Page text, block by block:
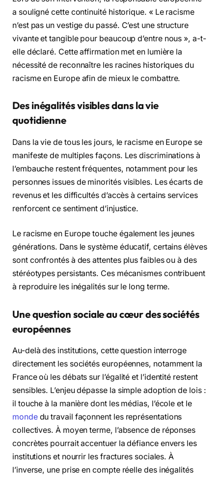
a souligné cette continuité historique. « Le racisme
n’est pas un vestige du passé. C’est une structure
vivante et tangible pour beaucoup d’entre nous », a-t-
elle déclaré. Cette affirmation met en lumière la
nécessité de reconnaître les racines historiques du
racisme en Europe afin de mieux le combattre.
Des inégalités visibles dans la vie
quotidienne
Dans la vie de tous les jours, le racisme en Europe se
manifeste de multiples façons. Les discriminations à
l’embauche restent fréquentes, notamment pour les
personnes issues de minorités visibles. Les écarts de
revenus et les difficultés d’accès à certains services
renforcent ce sentiment d’injustice.
Le racisme en Europe touche également les jeunes
générations. Dans le système éducatif, certains élèves
sont confrontés à des attentes plus faibles ou à des
stéréotypes persistants. Ces mécanismes contribuent
à reproduire les inégalités sur le long terme.
Une question sociale au cœur des sociétés
européennes
Au-delà des institutions, cette question interroge
directement les sociétés européennes, notamment la
France où les débats sur l’égalité et l’identité restent
sensibles. L’enjeu dépasse la simple adoption de lois :
il touche à la manière dont les médias, l’école et le
mondedu travail façonnent les représentations
collectives. À moyen terme, l’absence de réponses
concrètes pourrait accentuer la défiance envers les
institutions et nourrir les fractures sociales. À
l’inverse, une prise en compte réelle des inégalités